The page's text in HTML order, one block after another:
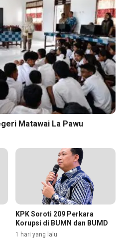
Matawai La Pawu
KPK Soroti 209 Perkara
Korupsi di BUMN dan BUMD
1 hari yang lalu